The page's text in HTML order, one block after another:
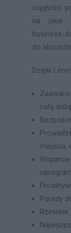
ciągłości
na jakie
business-
do
Dzięki
całą
miejscu,
Porady